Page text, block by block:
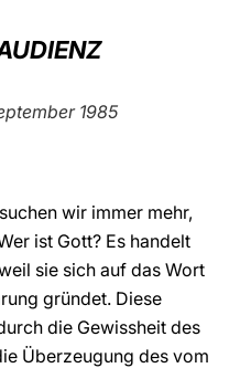
1985
wir immer mehr,
ist Gott? Es handelt
sie sich auf das Wort
gründet. Diese
die Gewissheit des
Überzeugung des vom